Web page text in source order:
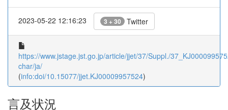
2023-05-22 12:16:23 3 + 30 Twitter
https://www.jstage.jst.go.jp/article/jjet/37/Suppl./
char/ja/
(info:doi/10.15077/jjet.KJ00009957524)
言及状況